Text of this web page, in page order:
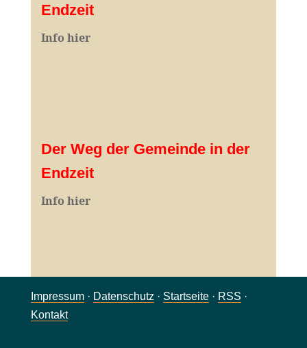
Endzeit
Info hier
Der Weg der Gemeinde in der
Endzeit
Info hier
Impressum· Datenschutz · Startseite· RSS ·
Kontakt